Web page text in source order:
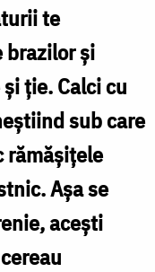
te
brazilor și
ție. Calci cu
sub care
rămășițele
Așa se
acești